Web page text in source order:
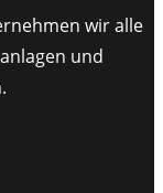
wir alle
und